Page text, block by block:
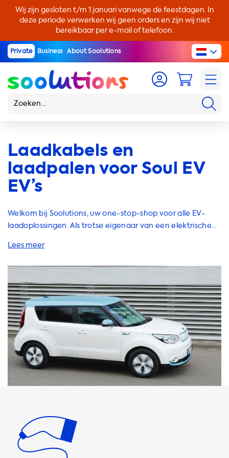
Wij zijn gesloten t/m 1 januari vanwege de feestdagen. In
deze periode verwerken wij geen orders en zijn wij niet
bereikbaar per e-mail of telefoon.
Private Business About Soolutions
Laadkabels en
laadpalen voor Soul EV
EV’s
Welkom bij Soolutions, uw one-stop-shop voor alle EV-
laadoplossingen. Als trotse eigenaar van een elektrische
opgeladen is en klaar om te gaan. Gelukkig bieden wij een
maximale laadsnelheid van 22kW, afhankelijk van uw
thuisaansluiting. Het is belangrijk op te merken dat uw
auto nooit sneller kan opladen dan de maximale
laadsnelheid van het AC-laadstation. Als uw auto
bijvoorbeeld een maximale laadsnelheid van 3,7kW heeft,
zal deze niet sneller opladen dan dit op een AC-
laadstation. Gelukkig bieden wij een breed scala aan
laadkabels, adapters en accessoires die geschikt zijn voor
uw EV. Als uw auto een maximale laadsnelheid heeft van
heeft voor de onboard charger (OBC) zoals de optie voor
6,6kW, dan kunt u een laadkabel kiezen die geschikt is
voor deze hogere snelheid. Onze draagbare laders zijn